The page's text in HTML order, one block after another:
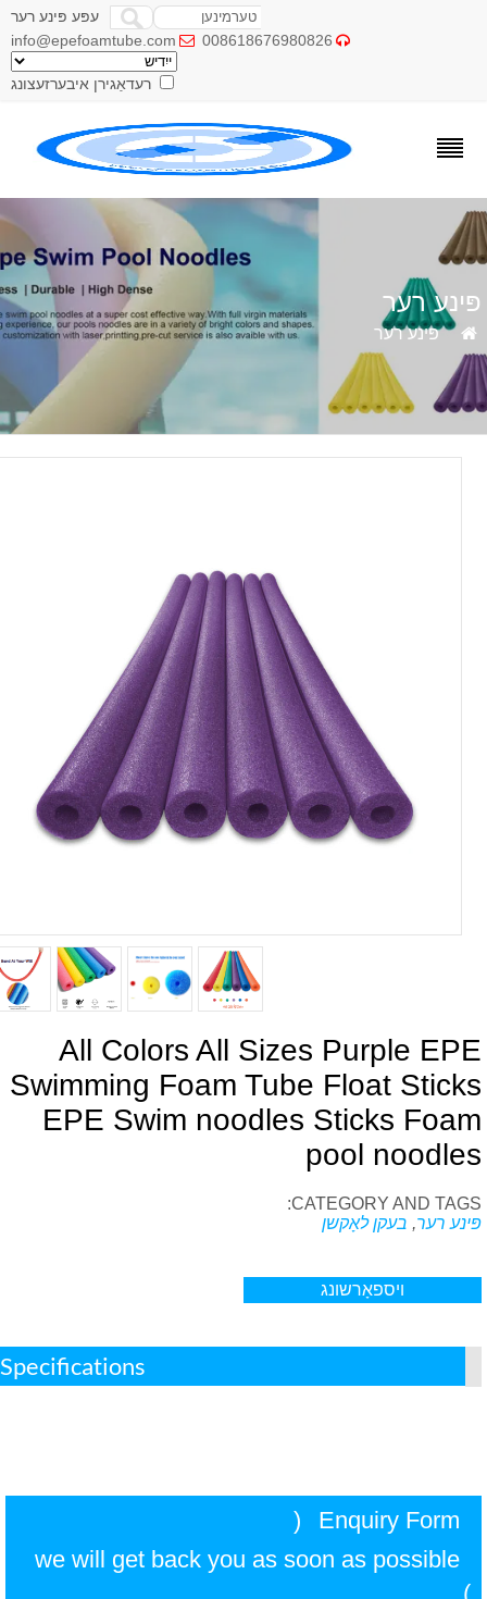
עפּע פּינע רער
008618676980826

info@epefoamtube.com
רעדאַגירן איבערזעצונג
רער
» פּינע רער
All Colors All Sizes Purple
Swimming Foam Tube Float
EPE Swim noodles Sticks
pool
CATEGORY AND
:
רער,בעקן לאָקשן
ויספאָרשונג
Specifications
Enquiry Form
(
we will get back you as soon as possible